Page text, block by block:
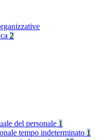
2
del personale 1
tempo indeterminato 1